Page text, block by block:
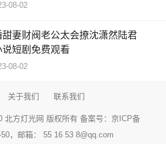
08-02
甜妻财阀老公太会撩沈潇然陆君
说短剧免费观看
08-02
关于我们 联系我们
北方灯光网 版权所有 备案号： 京ICP备
，邮箱： 55 16 53 8@qq.com